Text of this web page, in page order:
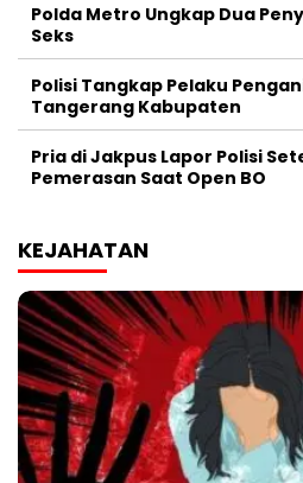
Polda Metro Ungkap Dua
Seks
Polisi Tangkap Pelaku
Tangerang Kabupaten
Pria di Jakpus Lapor Polisi
Pemerasan Saat Open BO
KEJAHATAN